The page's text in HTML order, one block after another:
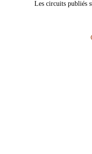
Les circuits publiés